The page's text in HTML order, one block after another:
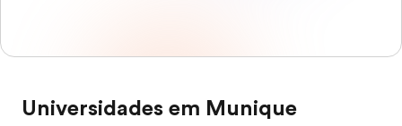
Universidades em Munique